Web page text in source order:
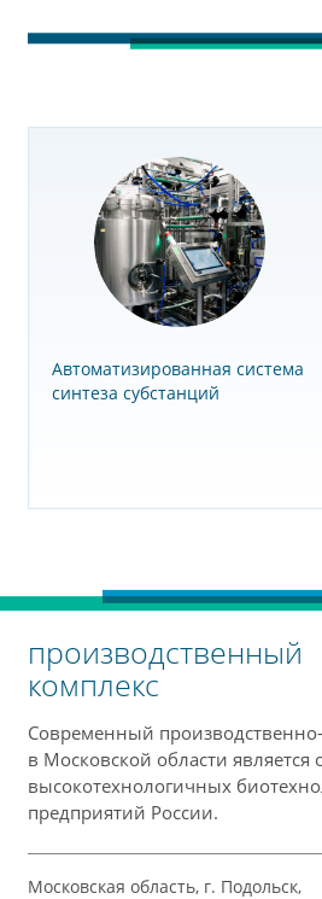
Автоматизированная система
синтеза субстанций
производственный
комплекс
Современный
в Московской области
высокотехнологичных
предприятий России.
Московская область, г. Подольск,